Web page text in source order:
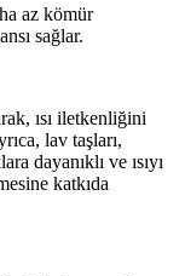
az kömür
sağlar.
ısı iletkenliğini
lav taşları,
dayanıklı ve ısıyı
katkıda